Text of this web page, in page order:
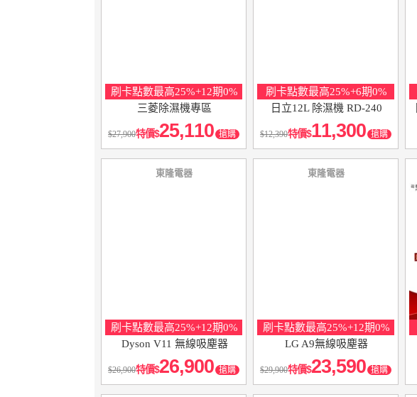
刷卡點數最高25%+12期0%
三菱除濕機專區
27,900特價 25,110 搶購
刷卡點數最高25%+6期0%
日立12L 除濕機 RD-240
12,390特價 11,300 搶購
東隆電器
刷卡點數最高25%+12期0%
Dyson V11 無線吸塵器
26,900特價 26,900 搶購
東隆電器
刷卡點數最高25%+12期0%
LG A9無線吸塵器
29,900特價 23,590 搶購